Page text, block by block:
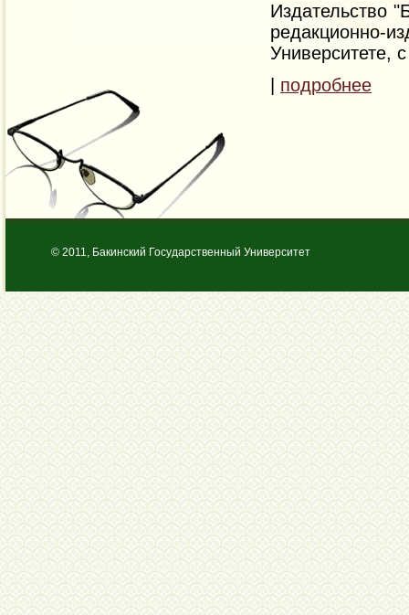
Издательство
редакционно-
Университете,
подробнее
© 2011, Бакинский Государственный Университет